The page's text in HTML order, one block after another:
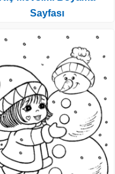
Sayfası